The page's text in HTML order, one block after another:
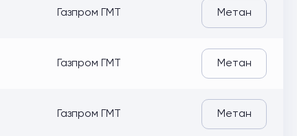
Газпром ГМТ Метан
Газпром ГМТ Метан
Газпром ГМТ Метан